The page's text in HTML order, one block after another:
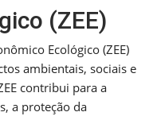
(ZEE)
Ecológico (ZEE)
ambientais, sociais e
contribui para a
a proteção da